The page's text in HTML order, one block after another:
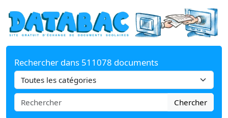
Rechercher dans 511078 documents
Chercher